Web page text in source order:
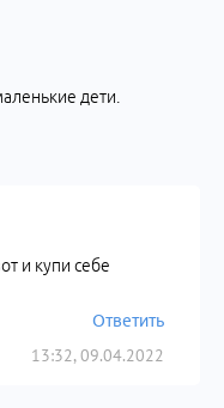
дети.
13:32, 09.04.2022
и купи себе
Ответить